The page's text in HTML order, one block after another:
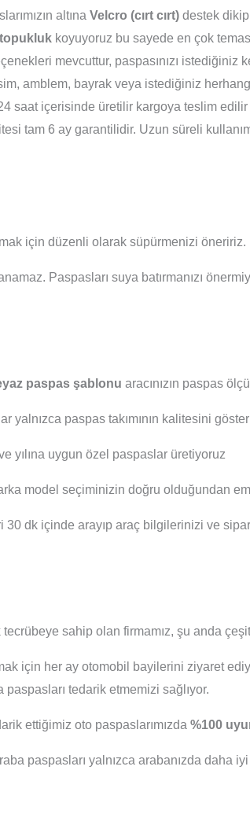
altına Velcro (cırt cırt) destek dikip
topukluk koyuyoruz bu sayede en çok
mevcuttur, paspasınızı
amblem, bayrak veya istediğiniz
saat içerisinde üretilir kargoya teslim edilir
tam 6 ay garantilidir. Uzun süreli
için düzenli olarak süpürmenizi öneririz.
Paspasları suya batırmanızı
paspas şablonu aracınızın paspas
yalnızca paspas takımının kalitesini
yılına uygun özel paspaslar üretiyoruz
model seçiminizin doğru olduğundan
dk içinde arayıp araç bilgilerinizi ve
tecrübeye sahip olan firmamız, şu anda
için her ay otomobil bayilerini ziyaret
tedarik etmemizi sağlıyor.
ettiğimiz oto paspaslarımızda %100
paspasları yalnızca arabanızda daha